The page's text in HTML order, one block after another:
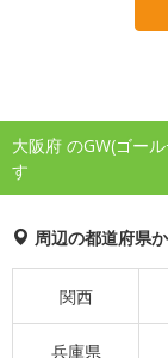
大阪府 のGW(ゴー
す
周辺の都道府県
関西
兵庫県